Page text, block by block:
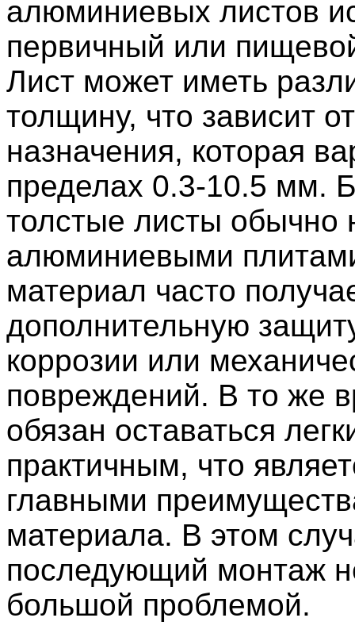
алюминиевых листов
первичный или
Лист может иметь
толщину, что зависит
назначения, которая
пределах 0.3-10.5 мм.
толстые листы обычно
алюминиевыми
материал часто
дополнительную
коррозии или
повреждений. В то же
обязан оставаться
практичным, что
главными
материала. В этом
последующий монтаж
большой проблемой.